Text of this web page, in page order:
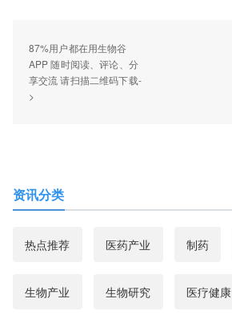
87%用户都在用生物谷
APP 随时阅读、评论、分
享交流 请扫描二维码下载-
>
资讯分类
热点推荐 医药产业 制药
生物产业 生物研究 医疗健康